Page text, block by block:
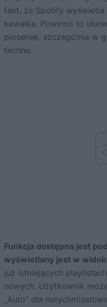
fakt, że Spotify
kawałka. Powinno to
piosenek, szczególnie w
techno.
Funkcja dostępna jest
wyświetlany jest w
już istniejących
nowych. Użytkownik
„Auto” dla